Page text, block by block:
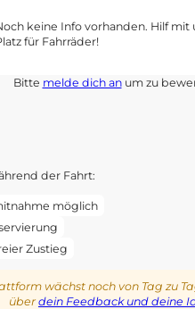
keine Info vorhanden. Hilf
für Fahrräder!
Bitte melde dich anum zu
der Fahrt:
möglich
Zustieg
wächst noch von Tag zu
überdein Feedback und deine